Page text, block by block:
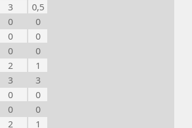
3
0,5
0
0
0
0
0
0
2
1
3
3
0
0
0
0
2
1